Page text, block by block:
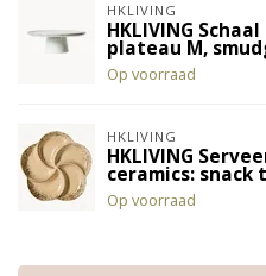
HKLIVING
HKLIVING
plateau M,
Op voorraad
HKLIVING
HKLIVING
ceramics: snack
Op voorraad